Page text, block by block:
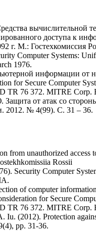
вычислительной
доступа к
г. М.: Гостехкомиссия
Computer Systems:
1976.
информации от
for Secure Computer
TR 76 372. MITRE
от атак со
2012. № 4(99). С. 31 – 36.
from unauthorized
Rossii
Security Computer
of computer
for Secure
TR 76 372. MITRE Corp.
Iu. (2012). Protection
pp. 31-36.